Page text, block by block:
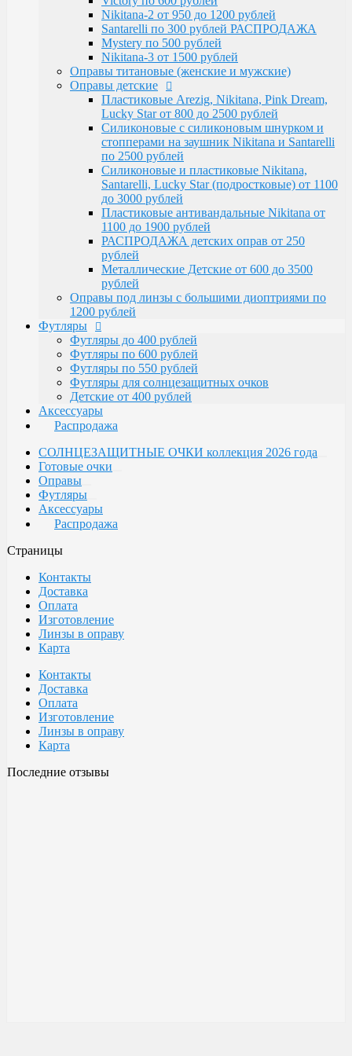
Santarelli, Lucky Star (подростковые) от 1100
до 3000 рублей
Пластиковые антивандальные Nikitana от
1100 до 1900 рублей
РАСПРОДАЖА детских оправ от 250 рублей
Металлические Детские от 600 до 3500
рублей
Оправы под линзы с большими диоптриями по
1200 рублей
Футляры до 400 рублей
Футляры по 600 рублей
Футляры по 550 рублей
Футляры для солнцезащитных очков
Детские от 400 рублей
Распродажа
Nikitana-2 от 950 до 1200 рублей
Santarelli по 300 рублей РАСПРОДАЖА
Mystery по 500 рублей
Nikitana-3 от 1500 рублей
Оправы титановые (женские и мужские)
Оправы детские
Пластиковые Arezig, Nikitana, Pink Dream,
Lucky Star от 800 до 2500 рублей
Силиконовые с силиконовым шнурком и
стопперами на заушник Nikitana и Santarelli
по 2500 рублей
Силиконовые и пластиковые Nikitana,
Santarelli, Lucky Star (подростковые) от 1100
до 3000 рублей
Пластиковые антивандальные Nikitana от
1100 до 1900 рублей
РАСПРОДАЖА детских оправ от 250
рублей
Металлические Детские от 600 до 3500
рублей
Оправы под линзы с большими диоптриями по
1200 рублей
Футляры
Футляры до 400 рублей
Футляры по 600 рублей
Футляры по 550 рублей
Футляры для солнцезащитных очков
Детские от 400 рублей
Аксессуары
Распродажа
СОЛНЦЕЗАЩИТНЫЕ ОЧКИ коллекция 2026 года
Готовые очки
Оправы
Футляры
Аксессуары
Распродажа
Страницы
Контакты
Доставка
Оплата
Изготовление
Линзы в оправу
Карта
Контакты
Доставка
Оплата
Изготовление
Линзы в оправу
Карта
Последние отзывы